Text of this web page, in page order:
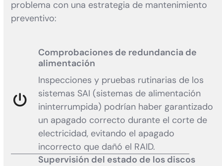
problema con una estrategia de mantenimiento
preventivo:
Comprobaciones de redundancia de
alimentación
Inspecciones y pruebas rutinarias de los
sistemas SAI (sistemas de alimentación
ininterrumpida) podrían haber garantizado
un apagado correcto durante el corte de
electricidad, evitando el apagado
incorrecto que dañó el RAID.
Supervisión del estado de los discos